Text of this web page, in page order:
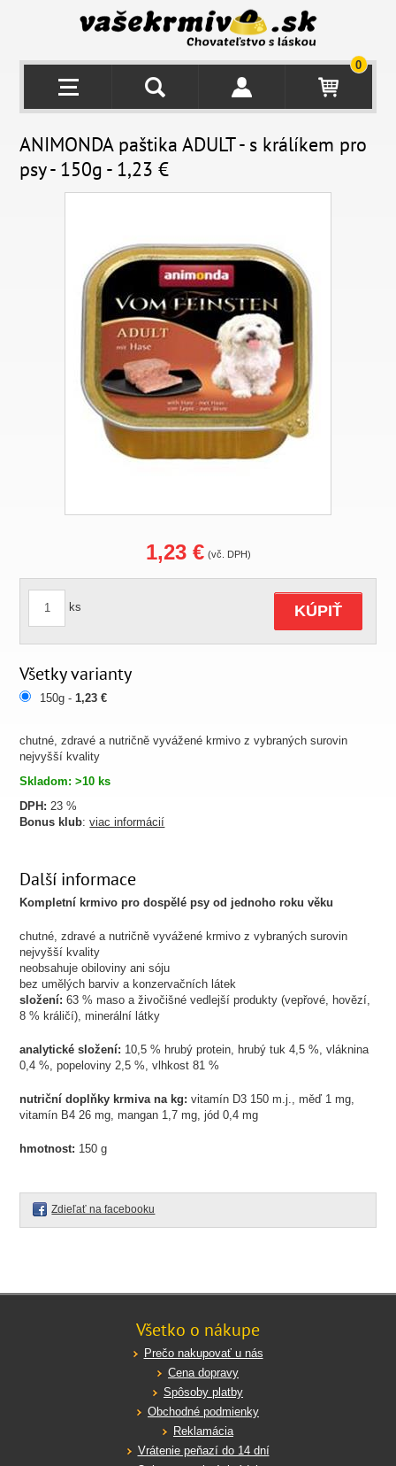
0
ANIMONDA paštika ADULT - s králíkem pro
psy - 150g - 1,23 €
chutné, zdravé a nutričně vyvážené krmivo z vybraných surovin
nejvyšší kvality
Skladom: >10 ks
DPH: 23 %
Bonus klub:viac informácií
1,23 € (vč. DPH)
ks KÚPIŤ
Všetky varianty
150g -1,23 €
Další informace
Kompletní krmivo pro dospělé psy od jednoho roku věku
chutné, zdravé a nutričně vyvážené krmivo z vybraných surovin
nejvyšší kvality
neobsahuje obiloviny ani sóju
bez umělých barviv a konzervačních látek
složení: 63 % maso a živočišné vedlejší produkty (vepřové, hovězí,
8 % králičí), minerální látky
analytické složení: 10,5 % hrubý protein, hrubý tuk 4,5 %, vláknina
0,4 %, popeloviny 2,5 %, vlhkost 81 %
nutriční doplňky krmiva na kg:vitamín D3 150 m.j., měď 1 mg,
vitamín B4 26 mg, mangan 1,7 mg, jód 0,4 mg
hmotnost: 150 g
Zdieľať na facebooku
Všetko o nákupe
Prečo nakupovať u nás
Cena dopravy
Spôsoby platby
Obchodné podmienky
Reklamácia
Vrátenie peňazí do 14 dní